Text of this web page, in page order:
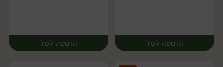
הוספה לסל הוספה לסל